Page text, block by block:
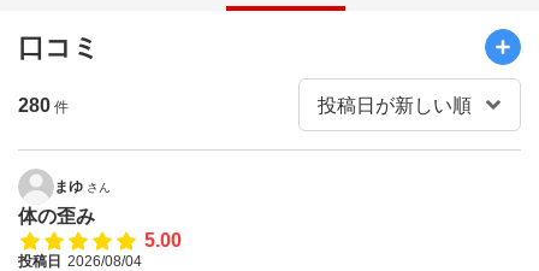
口コミ
280 件
まゆ さん
体の歪み
5.00
投稿日 2026/08/04